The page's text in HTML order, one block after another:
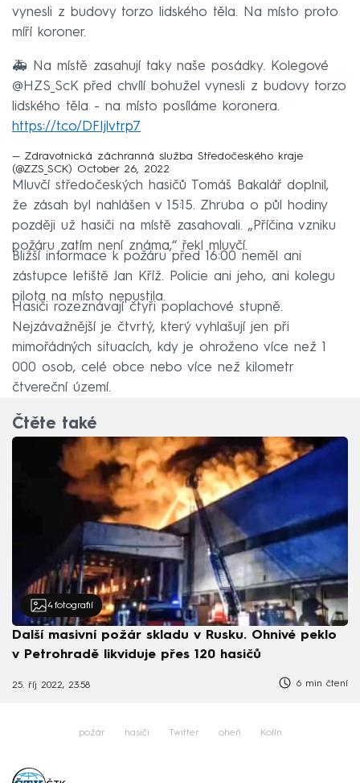
vynesli z budovy torzo lidského těla. Na místo proto
míří koroner.
🚑 Na místě zasahují taky naše posádky. Kolegové
@HZS_ScK před chvílí bohužel vynesli z budovy torzo
lidského těla - na místo posíláme koronera.
https://t.co/DFIjlvtrp7
— Zdravotnická záchranná služba Středočeského kraje
(@ZZS_SCK) October 26, 2022
Mluvčí středočeských hasičů Tomáš Bakalář doplnil,
že zásah byl nahlášen v 15:15. Zhruba o půl hodiny
později už hasiči na místě zasahovali. „Příčina vzniku
požáru zatím není známa,“ řekl mluvčí.
Bližší informace k požáru před 16:00 neměl ani
zástupce letiště Jan Kříž. Policie ani jeho, ani kolegu
pilota na místo nepustila.
Hasiči rozeznávají čtyři poplachové stupně.
Nejzávažnější je čtvrtý, který vyhlašují jen při
mimořádných situacích, kdy je ohroženo více než 1
000 osob, celé obce nebo více než kilometr
čtvereční území.
Čtěte také
4 fotografií
Další masivní požár skladu v Rusku. Ohnivé peklo
v Petrohradě likviduje přes 120 hasičů
25. říj 2022, 23:58 6 min čtení
požár hasiči Twitter oheň Kolín